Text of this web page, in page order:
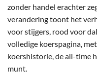
zonder handel erachter
verandering toont het
voor stijgers, rood voor
volledige koerspagina,
koershistorie, de all-time
munt.